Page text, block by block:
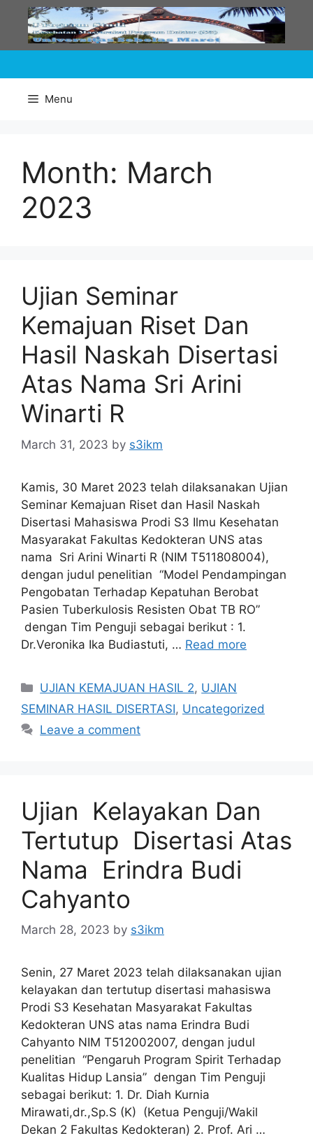
content
Menu
Month: March
2023
Ujian Seminar
Kemajuan Riset Dan
Hasil Naskah Disertasi
Atas Nama Sri Arini
Winarti R
March 31, 2023 by s3ikm
Kamis, 30 Maret 2023 telah dilaksanakan Ujian
Seminar Kemajuan Riset dan Hasil Naskah
Disertasi Mahasiswa Prodi S3 Ilmu Kesehatan
Masyarakat Fakultas Kedokteran UNS atas
nama Sri Arini Winarti R (NIM T511808004),
dengan judul penelitian “Model Pendampingan
Pengobatan Terhadap Kepatuhan Berobat
Pasien Tuberkulosis Resisten Obat TB RO”
dengan Tim Penguji sebagai berikut : 1.
Dr.Veronika Ika Budiastuti, … Read more
Categories
UJIAN KEMAJUAN HASIL 2, UJIAN
SEMINAR HASIL DISERTASI, Uncategorized
Leave a comment
Ujian Kelayakan Dan
Tertutup Disertasi Atas
Nama Erindra Budi
Cahyanto
March 28, 2023 by s3ikm
Senin, 27 Maret 2023 telah dilaksanakan ujian
kelayakan dan tertutup disertasi mahasiswa
Prodi S3 Kesehatan Masyarakat Fakultas
Kedokteran UNS atas nama Erindra Budi
Cahyanto NIM T512002007, dengan judul
penelitian “Pengaruh Program Spirit Terhadap
Kualitas Hidup Lansia” dengan Tim Penguji
sebagai berikut: 1. Dr. Diah Kurnia
Mirawati,dr.,Sp.S (K) (Ketua Penguji/Wakil
Dekan 2 Fakultas Kedokteran) 2. Prof. Ari …